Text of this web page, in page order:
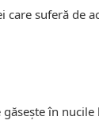
suferă de
în nucile